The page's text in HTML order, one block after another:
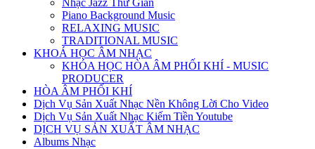
Nhạc Jazz Thư Giãn
Piano Background Music
RELAXING MUSIC
TRADITIONAL MUSIC
KHOÁ HỌC ÂM NHẠC
KHÓA HỌC HÒA ÂM PHỐI KHÍ - MUSIC
PRODUCER
HÒA ÂM PHỐI KHÍ
Dịch Vụ Sản Xuất Nhạc Nền Không Lời Cho Video
Dịch Vụ Sản Xuất Nhạc Kiếm Tiền Youtube
DỊCH VỤ SẢN XUẤT ÂM NHẠC
Albums Nhạc